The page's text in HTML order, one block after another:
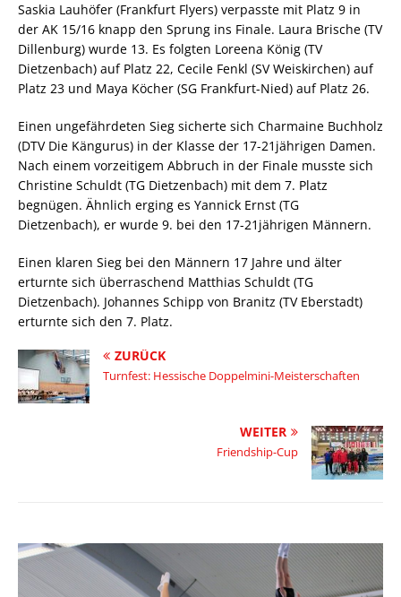
Saskia Lauhöfer (Frankfurt Flyers) verpasste mit Platz 9 in
der AK 15/16 knapp den Sprung ins Finale. Laura Brische (TV
Dillenburg) wurde 13. Es folgten Loreena König (TV
Dietzenbach) auf Platz 22, Cecile Fenkl (SV Weiskirchen) auf
Platz 23 und Maya Köcher (SG Frankfurt-Nied) auf Platz 26.
Einen ungefährdeten Sieg sicherte sich Charmaine Buchholz
(DTV Die Kängurus) in der Klasse der 17-21jährigen Damen.
Nach einem vorzeitigem Abbruch in der Finale musste sich
Christine Schuldt (TG Dietzenbach) mit dem 7. Platz
begnügen. Ähnlich erging es Yannick Ernst (TG
Dietzenbach), er wurde 9. bei den 17-21jährigen Männern.
Einen klaren Sieg bei den Männern 17 Jahre und älter
erturnte sich überraschend Matthias Schuldt (TG
Dietzenbach). Johannes Schipp von Branitz (TV Eberstadt)
erturnte sich den 7. Platz.
ZURÜCK
Turnfest: Hessische Doppelmini-Meisterschaften
WEITER
Friendship-Cup